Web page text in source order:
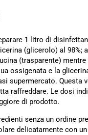
1 litro di
(glicerolo) al 98%;
(trasparente)
ossigenata e la
supermercato. Questa
raffreddare. Le dosi
di prodotto.
senza un ordine
delicatamente con